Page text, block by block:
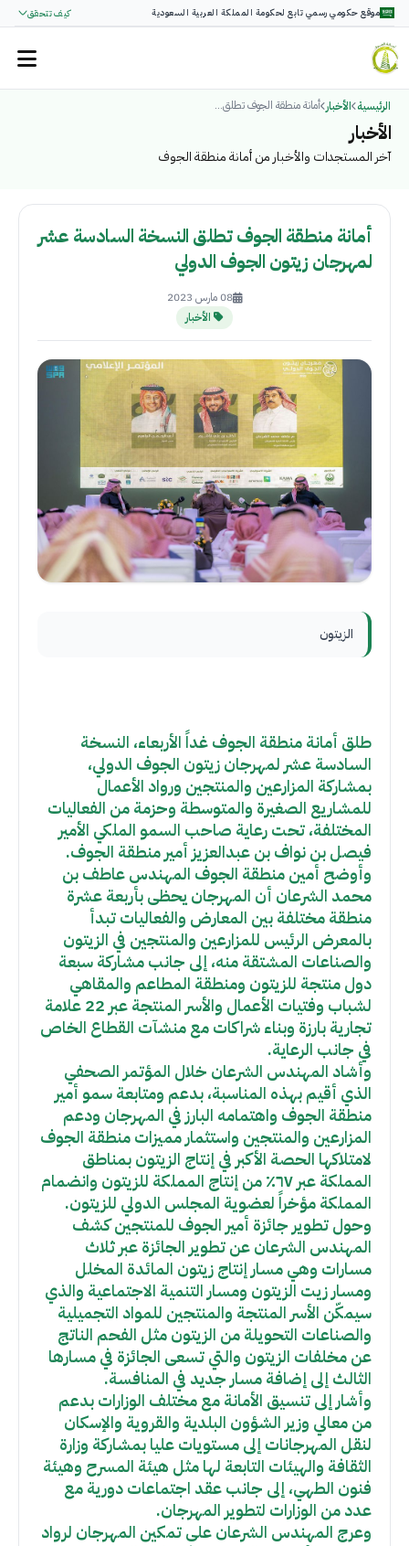
موقع حكومي رسمي تابع لحكومة المملكة العربية السعودية كيف تتحقق
الرئيسية الأخبار أمانة منطقة الجوف تطلق...
الأخبار
آخر المستجدات والأخبار من أمانة منطقة الجوف
أمانة منطقة الجوف تطلق النسخة السادسة عشر
لمهرجان زيتون الجوف الدولي
08 مارس 2023
الأخبار
الزيتون
طلق أمانة منطقة الجوف غداً الأربعاء، النسخة
السادسة عشر لمهرجان زيتون الجوف الدولي،
بمشاركة المزارعين والمنتجين ورواد الأعمال
للمشاريع الصغيرة والمتوسطة وحزمة من الفعاليات
المختلفة، تحت رعاية صاحب السمو الملكي الأمير
فيصل بن نواف بن عبدالعزيز أمير منطقة الجوف.
وأوضح أمين منطقة الجوف المهندس عاطف بن
محمد الشرعان أن المهرجان يحظى بأربعة عشرة
منطقة مختلفة بين المعارض والفعاليات تبدأ
بالمعرض الرئيس للمزارعين والمنتجين في الزيتون
والصناعات المشتقة منه، إلى جانب مشاركة سبعة
دول منتجة للزيتون ومنطقة المطاعم والمقاهي
لشباب وفتيات الأعمال والأسر المنتجة عبر 22 علامة
تجارية بارزة وبناء شراكات مع منشآت القطاع الخاص
في جانب الرعاية.
وأشاد المهندس الشرعان خلال المؤتمر الصحفي
الذي أقيم بهذه المناسبة، بدعم ومتابعة سمو أمير
منطقة الجوف واهتمامه البارز في المهرجان ودعم
المزارعين والمنتجين واستثمار مميزات منطقة الجوف
لامتلاكها الحصة الأكبر في إنتاج الزيتون بمناطق
المملكة عبر ٦٧٪ من إنتاج المملكة للزيتون وانضمام
المملكة مؤخراً لعضوية المجلس الدولي للزيتون.
وحول تطوير جائزة أمير الجوف للمنتجين كشف
المهندس الشرعان عن تطوير الجائزة عبر ثلاث
مسارات وهي مسار إنتاج زيتون المائدة المخلل
ومسار زيت الزيتون ومسار التنمية الاجتماعية والذي
سيمكّن الأسر المنتجة والمنتجين للمواد التجميلية
والصناعات التحويلة من الزيتون مثل الفحم الناتج
عن مخلفات الزيتون والتي تسعى الجائزة في مسارها
الثالث إلى إضافة مسار جديد في المنافسة.
وأشار إلى تنسيق الأمانة مع مختلف الوزارات بدعم
من معالي وزير الشؤون البلدية والقروية والإسكان
لنقل المهرجانات إلى مستويات عليا بمشاركة وزارة
الثقافة والهيئات التابعة لها مثل هيئة المسرح وهيئة
فنون الطهي، إلى جانب عقد اجتماعات دورية مع
عدد من الوزارات لتطوير المهرجان.
وعرج المهندس الشرعان على تمكين المهرجان لرواد